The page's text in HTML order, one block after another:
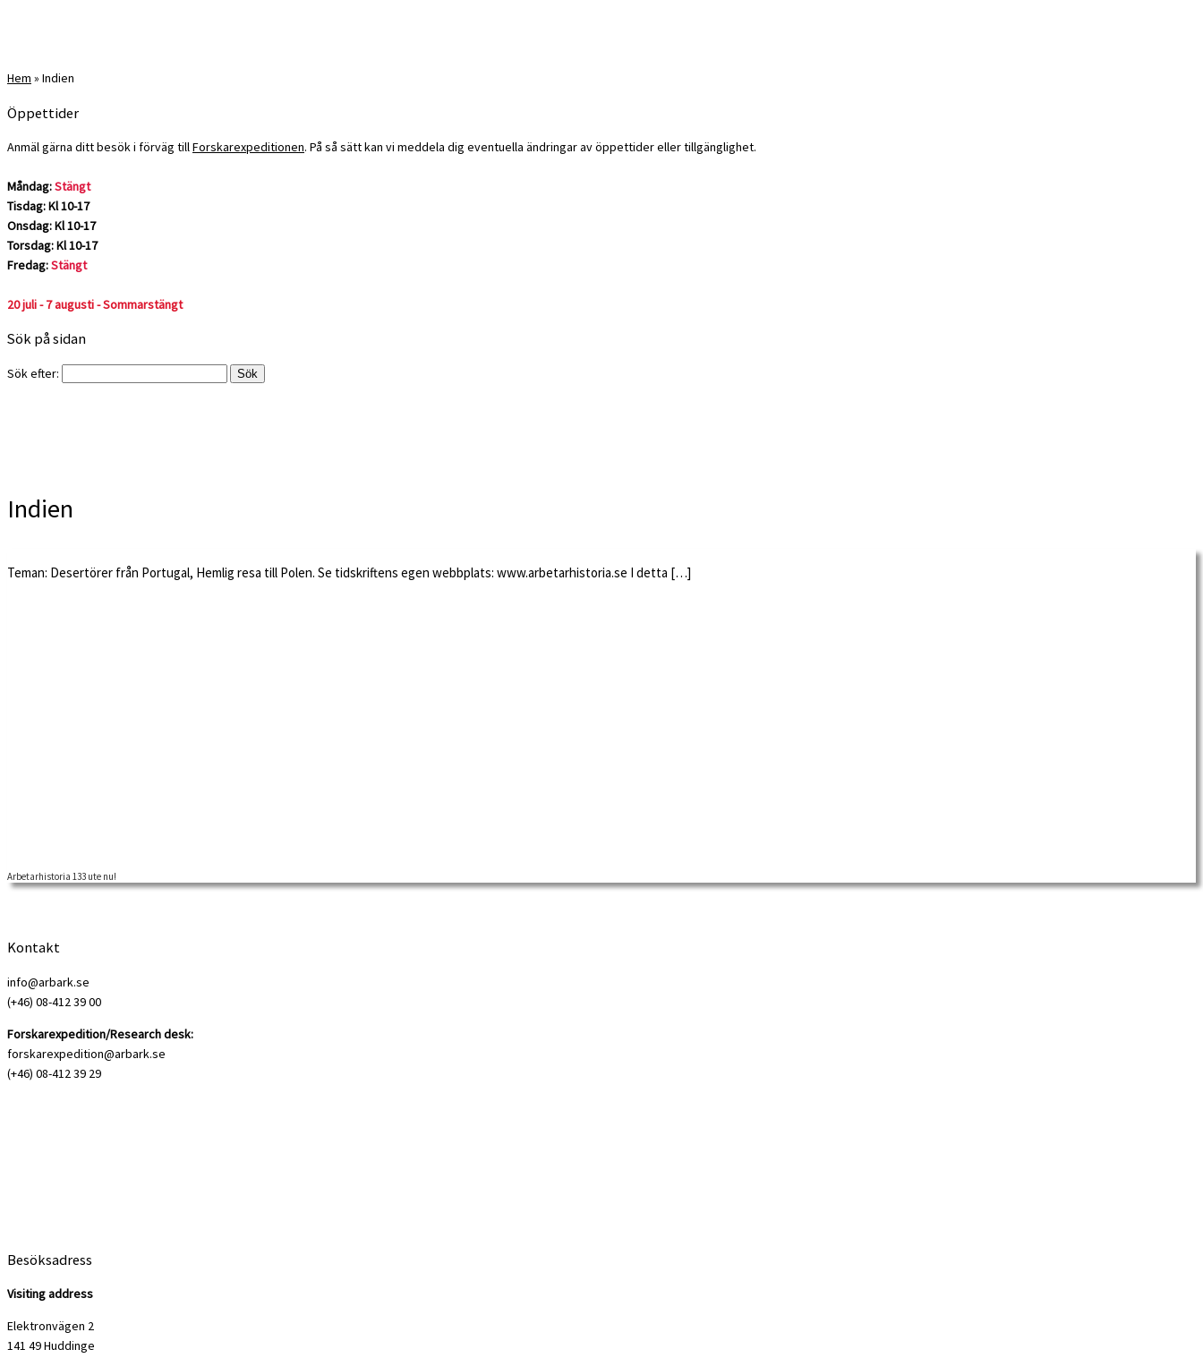
Hem » Indien
Öppettider
Anmäl gärna ditt besök i förväg tillForskarexpeditionen. På så sätt kan vi meddela dig eventuella ändringar av öppettider eller tillgänglighet.
Måndag:Stängt
Tisdag: Kl 10-17
Onsdag: Kl 10-17
Torsdag: Kl 10-17
Fredag:Stängt
20 juli - 7 augusti - Sommarstängt
Sök på sidan
Sök efter:
Indien
Teman: Desertörer från Portugal, Hemlig resa till Polen. Se tidskriftens egen webbplats: www.arbetarhistoria.se I detta […]
Arbetarhistoria 133 ute nu!
Kontakt
info@arbark.se
(+46) 08-412 39 00
Forskarexpedition/Research desk:
forskarexpedition@arbark.se
(+46) 08-412 39 29
Besöksadress
Visiting address
Elektronvägen 2
141 49 Huddinge